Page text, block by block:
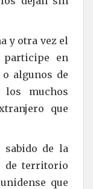
y otra vez el
participe en
algunos de
muchos
que
sabido de la
de territorio
que